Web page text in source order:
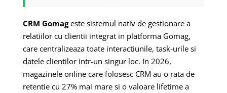
CRM Gomageste sistemul nativ de gestionare a
relatiilor cu clientii integrat in platforma Gomag,
care centralizeaza toate interactiunile, task-urile si
datele clientilor intr-un singur loc. In 2026,
magazinele online care folosesc CRM au o rata de
retentie cu 27% mai mare si o valoare lifetime a